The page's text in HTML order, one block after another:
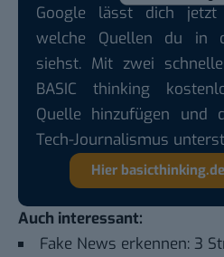
Google lässt dich jetzt
welche Quellen du in
siehst. Mit zwei
BASIC thinking
Quelle hinzufügen und
Tech-Journalismus
Hier
Auch interessant:
Fake News erkennen: 3